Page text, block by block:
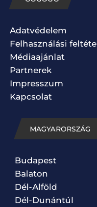
Adatvédelem
Felhasználási
Médiaajánlat
Partnerek
Impresszum
Kapcsolat
MAGYARORSZÁG
Budapest
Balaton
Dél-Alföld
Dél-Dunántúl